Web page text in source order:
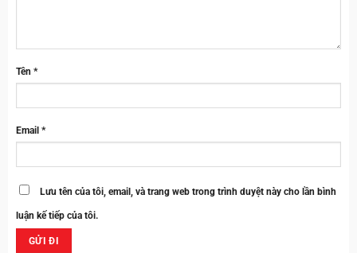
Tên *
Email *
Lưu tên của tôi, email, và trang web trong trình duyệt này cho lần bình
luận kế tiếp của tôi.